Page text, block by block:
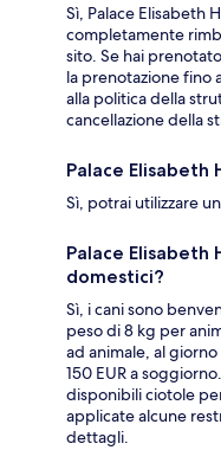
Sì, Palace Elisabeth
completamente
sito. Se hai
la prenotazione fino
alla politica della
cancellazione della
Palace Elisabeth
Sì, potrai utilizzare
Palace
domestici?
Sì, i cani sono
peso di 8 kg per
ad animale, al
150 EUR a
disponibili ciotole
applicate alcune
dettagli.